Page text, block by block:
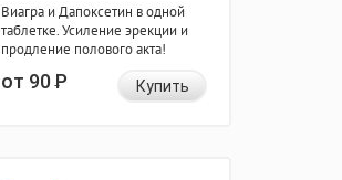
Виагра и Дапоксетин в одной
таблетке. Усиление эрекции и
продление полового акта!
от 90Р Купить